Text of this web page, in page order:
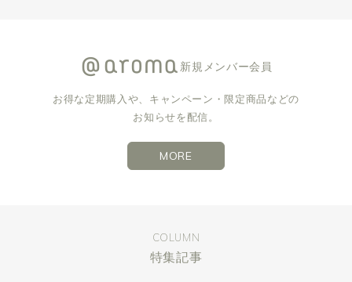
新規メンバー会員
お得な定期購入や、キャンペーン・限定商品などの
お知らせを配信。
MORE
COLUMN
特集記事